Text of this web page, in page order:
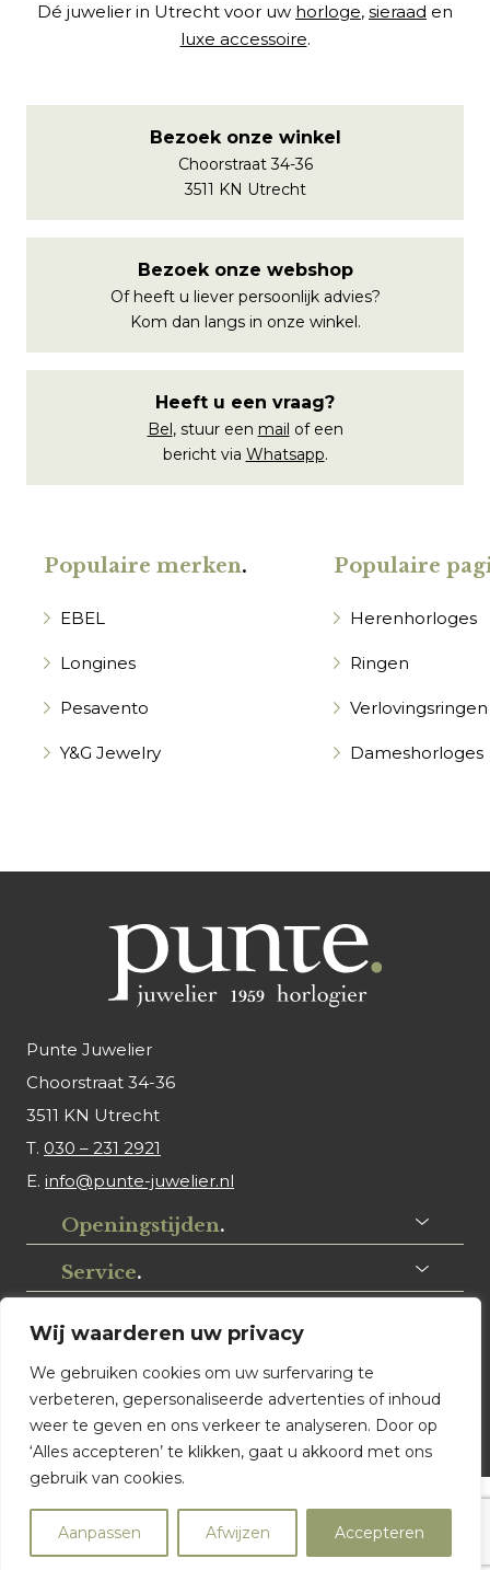
Wij waarderen uw privacy
We gebruiken cookies om uw surfervaring te
verbeteren, gepersonaliseerde advertenties of inhoud
weer te geven en ons verkeer te analyseren. Door op
‘Alles accepteren’ te klikken, gaat u akkoord met ons
gebruik van cookies.
Aanpassen Afwijzen Accepteren
Dé juwelier in Utrecht voor uw horloge, sieraad en
luxe accessoire.
Bezoek onze winkel
Choorstraat 34-36
3511 KN Utrecht
Bezoek onze webshop
Of heeft u liever persoonlijk advies?
Kom dan langs in onze winkel.
Heeft u een vraag?
Bel , stuur een mail of een
bericht via Whatsapp.
Populaire merken.
EBEL
Longines
Pesavento
Y&G Jewelry
Populaire
Herenhorloges
Ringen
Verlovingsringen
Dameshorloges
Punte Juwelier
Choorstraat 34-36
3511 KN Utrecht
T. 030 – 231 2921
E. info@punte-juwelier.nl
Openingstijden.
Service.
Volg ons
© Punte Juwelier Utrecht. Website ontwerp & realisatie:
Watch this Agency BV Almere